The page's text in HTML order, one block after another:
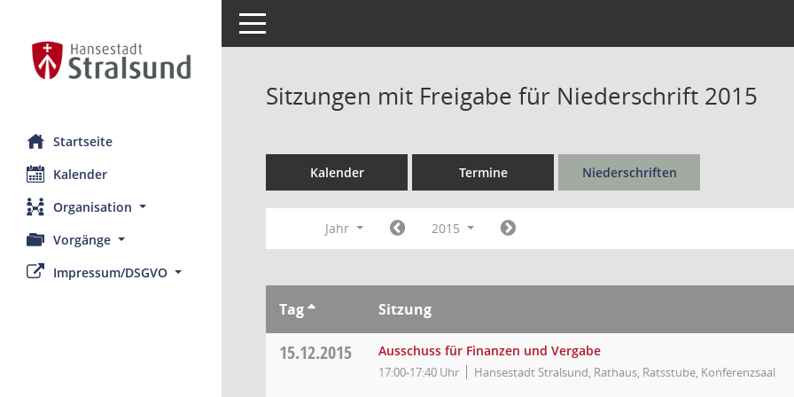
Startseite
Kalender
Organisation
Vorgänge
Impressum/DSGVO
Toggle navigation
Sitzungen mit Freigabe für Niederschrift 2015
Kalender Termine Niederschriften
Jahr 2015
Tag Sitzung
15.12.2015 Ausschuss für Finanzen und Vergabe
17:00-17:40 Uhr Hansestadt Stralsund, Rathaus, Ratsstube, Konferenzsaal